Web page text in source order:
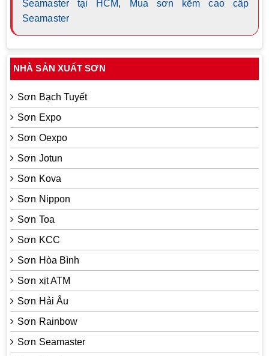
Seamaster tại HCM,
Mua sơn kẽm cao cấp
Seamaster
NHÀ SẢN XUẤT SƠN
Sơn Bạch Tuyết
Sơn Expo
Sơn Oexpo
Sơn Jotun
Sơn Kova
Sơn Nippon
Sơn Toa
Sơn KCC
Sơn Hòa Bình
Sơn xịt ATM
Sơn Hải Âu
Sơn Rainbow
Sơn Seamaster